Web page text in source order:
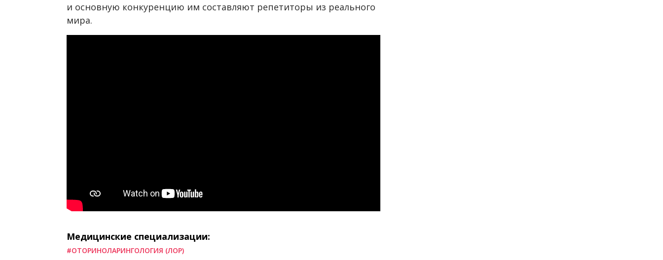
и основную конкуренцию им составляют репетиторы из реального
мира.
Медицинские специализации:
#ОТОРИНОЛАРИНГОЛОГИЯ (ЛОР)